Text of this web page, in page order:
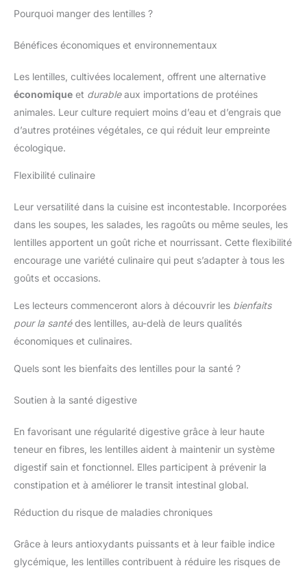
Pourquoi manger des lentilles ?
Bénéfices économiques et environnementaux
Les lentilles, cultivées localement, offrent une alternative
économique et durableaux importations de protéines
animales. Leur culture requiert moins d’eau et d’engrais que
d’autres protéines végétales, ce qui réduit leur empreinte
écologique.
Flexibilité culinaire
Leur versatilité dans la cuisine est incontestable. Incorporées
dans les soupes, les salades, les ragoûts ou même seules, les
lentilles apportent un goût riche et nourrissant. Cette flexibilité
encourage une variété culinaire qui peut s’adapter à tous les
goûts et occasions.
Les lecteurs commenceront alors à découvrir les bienfaits
pour la santédes lentilles, au-delà de leurs qualités
économiques et culinaires.
Quels sont les bienfaits des lentilles pour la santé ?
Soutien à la santé digestive
En favorisant une régularité digestive grâce à leur haute
teneur en fibres, les lentilles aident à maintenir un système
digestif sain et fonctionnel. Elles participent à prévenir la
constipation et à améliorer le transit intestinal global.
Réduction du risque de maladies chroniques
Grâce à leurs antioxydants puissants et à leur faible indice
glycémique, les lentilles contribuent à réduire les risques de